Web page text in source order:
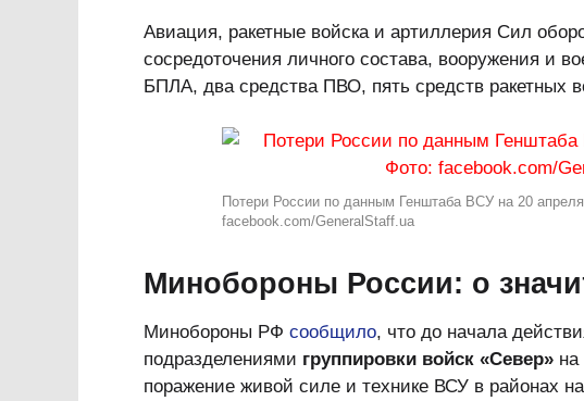
Авиация, ракетные войска и артиллерия Сил
сосредоточения личного состава, вооружения и
БПЛА, два средства ПВО, пять средств ракетных
Потери России по данным Генштаба ВСУ на 20
facebook.com/GeneralStaff.ua
Минобороны России: о
Минобороны РФ сообщило, что до начала
подразделениями группировки войск «Север» на
поражение живой силе и технике ВСУ в районах